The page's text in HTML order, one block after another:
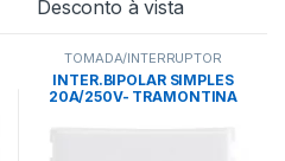
Desconto à vista
TOMADA/INTERRUPTOR
INTER.BIPOLAR SIMPLES
20A/250V- TRAMONTINA